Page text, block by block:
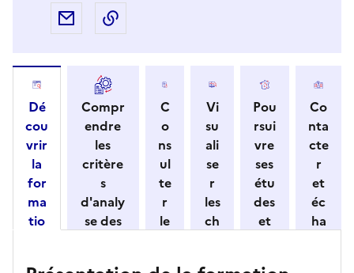
Partager par e-mail
Dé
cou
vrir
la
for
ma
tio
Compr
endre
les
critère
s
d'analy
se des
C
o
ns
ul
te
r
le
Vi
su
ali
se
r
les
ch
Pou
rsui
vre
ses
étu
des
et
Co
nta
cte
r
et
éc
ha